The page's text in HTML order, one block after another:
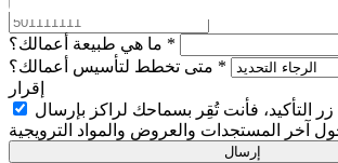
*
*
إقرار
التأكيد، فأنت تُقِر بسماحك لراكز بإرسال
إرسال